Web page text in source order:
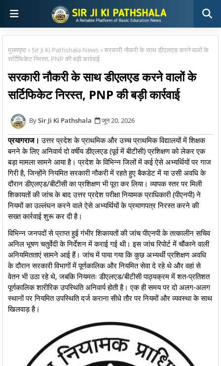
मुख्यपृष्ठ Sir Ji Ki Pathshala News
सरकारी नौकरी के साथ डीएलएड करने वालों के
सर्टिफिकेट निरस्त, PNP की बड़ी कार्रवाई
सरकारी नौकरी के साथ डीएलएड करने वालों के
सर्टिफिकेट निरस्त, PNP की बड़ी कार्रवाई
Sir Ji Ki Pathshala जून 20, 2026
प्रयागराज। उत्तर प्रदेश के प्राथमिक और उच्च प्राथमिक विद्यालयों में शिक्षक
बनने के लिए अनिवार्य दो वर्षीय डीएलएड (पूर्व में बीटीसी) प्रशिक्षण को लेकर एक
बड़ा मामला सामने आया है। प्रदेश के विभिन्न जिलों में कई ऐसे अभ्यर्थियों पर गाज
गिरी है, जिन्होंने नियमित सरकारी नौकरी में रहते हुए बैकडेट में या उसी अवधि के
दौरान डीएलएड/बीटीसी का प्रशिक्षण भी पूरा कर लिया। व्यापक स्तर पर मिली
शिकायतों की जांच के बाद उत्तर प्रदेश परीक्षा नियामक प्राधिकारी (पीएनपी) ने
नियमों का उल्लंघन करने वाले ऐसे अभ्यर्थियों के प्रमाणपत्र निरस्त करने की
सख्त कार्रवाई शुरू कर दी है।
​विभिन्न जनपदों से प्राप्त हुई गंभीर शिकायतों की जांच पीएनपी के तत्कालीन सचिव
अनिल भूषण चतुर्वेदी के निर्देशन में कराई गई थी। इस जांच रिपोर्ट में चौंकाने वाली
अनियमितताएं सामने आई हैं। जांच में पाया गया कि कुछ अभ्यर्थी प्रशिक्षण अवधि
के दौरान सरकारी विभागों में पूर्णकालिक और नियमित सेवा दे रहे थे और वहां से
वेतन भी उठा रहे थे, जबकि नियमतः डीएलएड/बीटीसी पाठ्यक्रम में शत-प्रतिशत
पूर्णकालिक शारीरिक उपस्थिति अनिवार्य होती है। एक ही समय पर दो अलग-अलग
स्थानों पर नियमित उपस्थिति दर्ज कराना सीधे तौर पर नियमों और व्यवस्था के साथ
खिलवाड़ है।